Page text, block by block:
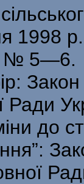
1998
№ 5—6.
Ради
до